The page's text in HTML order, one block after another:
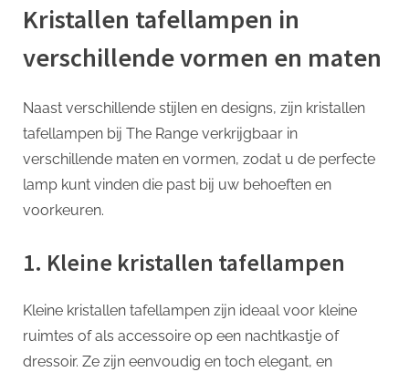
Kristallen tafellampen in
verschillende vormen en maten
Naast verschillende stijlen en designs, zijn kristallen
tafellampen bij The Range verkrijgbaar in
verschillende maten en vormen, zodat u de perfecte
lamp kunt vinden die past bij uw behoeften en
voorkeuren.
1. Kleine kristallen tafellampen
Kleine kristallen tafellampen zijn ideaal voor kleine
ruimtes of als accessoire op een nachtkastje of
dressoir. Ze zijn eenvoudig en toch elegant, en